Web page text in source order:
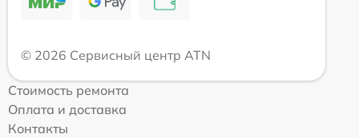
© 2026 Сервисный центр ATN
Стоимость ремонта
Оплата и доставка
Контакты